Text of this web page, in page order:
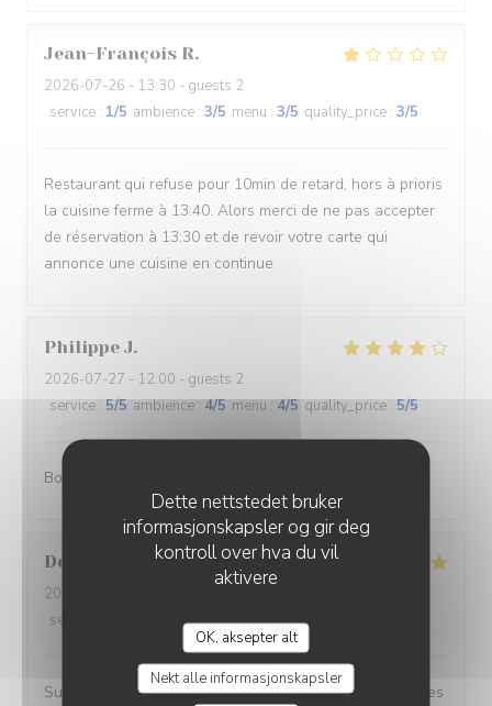
Dette nettstedet bruker
informasjonskapsler og gir deg
kontroll over hva du vil
aktivere
OK, aksepter alt
Nekt alle informasjonskapsler
Jean-François R
2026-07-26 - 13:30 - guests 2
service : 1/5 ambience : 3/5 menu : 3/5 quality_price : 3/5
Restaurant qui refuse pour 10min de retard, hors à prioris
la cuisine ferme à 13:40. Alors merci de ne pas accepter
de réservation à 13:30 et de revoir votre carte qui
annonce une cuisine en continue
Philippe J
2026-07-27 - 12:00 - guests 2
service:5/5 ambience:4/5 menu:4/5 quality_price:5/5
Bon et pas cher.
Dorothee
2026-07-23
service
ambience:4/5 menu:5/5 quality_price
Superbe accueil, le personnel est très sympathique et les